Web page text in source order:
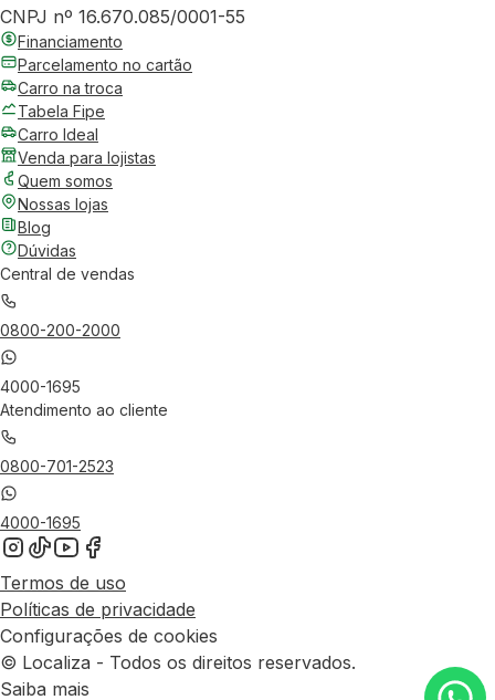
CNPJ nº 16.670.085/0001-55
Financiamento
Parcelamento no cartão
Carro na troca
Tabela Fipe
Carro Ideal
Venda para lojistas
Quem somos
Nossas lojas
Blog
Dúvidas
Central de vendas
0800-200-2000
4000-1695
Atendimento ao cliente
0800-701-2523
4000-1695
Termos de uso
Políticas de privacidade
Configurações de cookies
© Localiza - Todos os direitos reservados.
Saiba mais